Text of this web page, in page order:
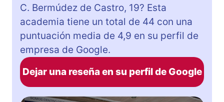
C. Bermúdez de Castro, 19? Esta
academia tiene un total de 44 con una
puntuación media de 4,9 en su perfil de
empresa de Google.
Dejar una reseña en su perfil de Google